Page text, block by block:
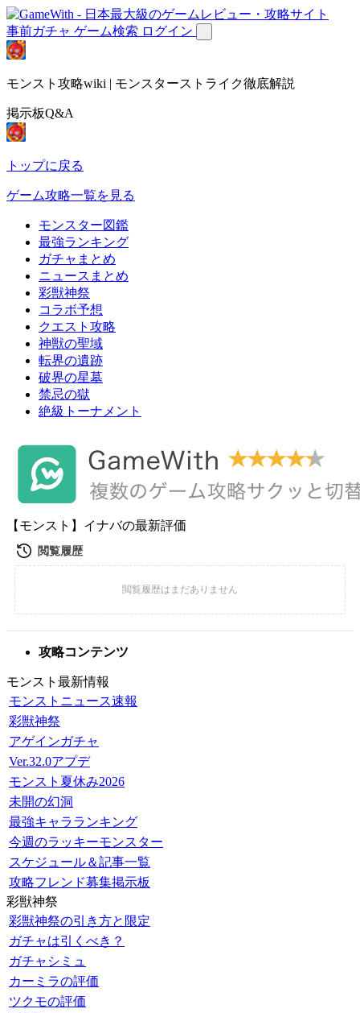
事前ガチャ ゲーム検索 ログイン
モンスト攻略wiki | モンスターストライク徹底解説
掲示板Q&A
トップに戻る
ゲーム攻略一覧を見る
モンスター図鑑
最強ランキング
ガチャまとめ
ニュースまとめ
彩獣神祭
コラボ予想
クエスト攻略
神獣の聖域
転界の遺跡
破界の星墓
禁忌の獄
絶級トーナメント
【モンスト】イナバの最新評価
攻略コンテンツ
モンスト最新情報
モンストニュース速報
彩獣神祭
アゲインガチャ
Ver.32.0アプデ
モンスト夏休み2026
未開の幻洞
最強キャラランキング
今週のラッキーモンスター
スケジュール＆記事一覧
攻略フレンド募集掲示板
彩獣神祭
彩獣神祭の引き方と限定
ガチャは引くべき？
ガチャシミュ
カーミラの評価
ツクモの評価